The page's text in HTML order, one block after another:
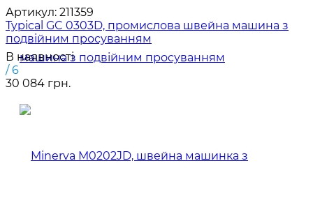
Артикул: 211359
Typical GC 0303D, промислова швейна машина з
подвійним просуванням
В наявності
/ 6
30 084 грн.